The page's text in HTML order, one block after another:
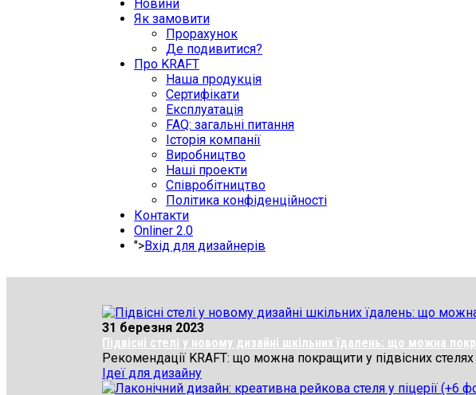
Новини
Як замовити
Прорахунок
Де подивитися?
Про KRAFT
Наша продукція
Сертифікати
Експлуатація
FAQ: загальні питання
Історія компанії
Виробництво
Наші проекти
Співробітництво
Політика конфіденційності
Контакти
Onliner 2.0
">Вхід для дизайнерів
31 березня 2023
Підвісні стелі у новому дизайні шкільних їдалень: що можна
Рекомендації KRAFT: що можна покращити у підвісних
Ідеї для дизайну